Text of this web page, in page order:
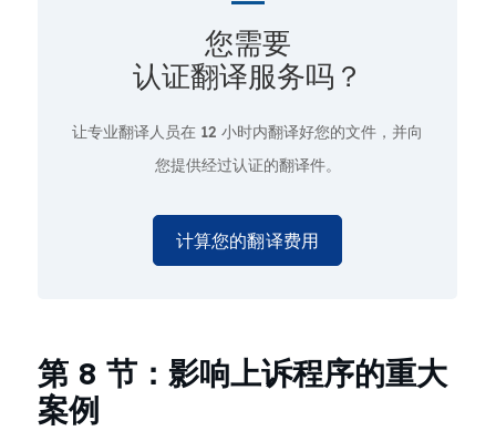
您需要
认证翻译服务吗？
让专业翻译人员在 12 小时内翻译好您的文件，并向
您提供经过认证的翻译件。
计算您的翻译费用
第 8 节：影响上诉程序的重大
案例